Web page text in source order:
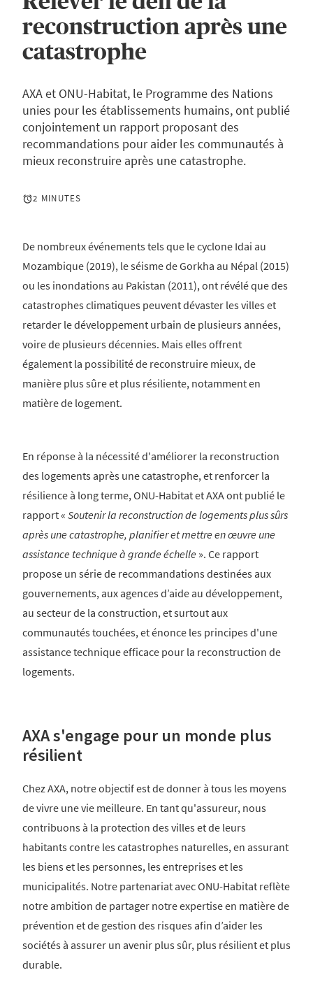
reconstruction après une
catastrophe
AXA et ONU-Habitat, le Programme des Nations
unies pour les établissements humains, ont publié
conjointement un rapport proposant des
recommandations pour aider les communautés à
mieux reconstruire après une catastrophe.
2 MINUTES
De nombreux événements tels que le cyclone Idai au
Mozambique (2019), le séisme de Gorkha au Népal (2015)
ou les inondations au Pakistan (2011), ont révélé que des
catastrophes climatiques peuvent dévaster les villes et
retarder le développement urbain de plusieurs années,
voire de plusieurs décennies. Mais elles offrent
également la possibilité de reconstruire mieux, de
manière plus sûre et plus résiliente, notamment en
matière de logement.
En réponse à la nécessité d'améliorer la reconstruction
des logements après une catastrophe, et renforcer la
résilience à long terme, ONU-Habitat et AXA ont publié le
rapport « Soutenir la reconstruction de logements plus sûrs
après une catastrophe, planifier et mettre en œuvre une
assistance technique à grande échelle ». Ce rapport
propose un série de recommandations destinées aux
gouvernements, aux agences d’aide au développement,
au secteur de la construction, et surtout aux
communautés touchées, et énonce les principes d'une
assistance technique efficace pour la reconstruction de
logements.
AXA s'engage pour un monde plus
résilient
Chez AXA, notre objectif est de donner à tous les moyens
de vivre une vie meilleure. En tant qu'assureur, nous
contribuons à la protection des villes et de leurs
habitants contre les catastrophes naturelles, en assurant
les biens et les personnes, les entreprises et les
municipalités. Notre partenariat avec ONU-Habitat reflète
notre ambition de partager notre expertise en matière de
prévention et de gestion des risques afin d’aider les
sociétés à assurer un avenir plus sûr, plus résilient et plus
durable.